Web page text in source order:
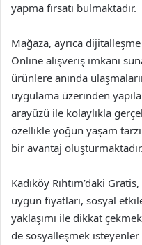
yapma fırsatı bulmaktadır.
Mağaza, ayrıca
Online alışveriş imkanı
ürünlere anında
uygulama üzerinden
arayüzü ile kolaylıkla
özellikle yoğun yaşam
bir avantaj oluşturmaktadır.
Kadıköy Rıhtım’daki
uygun fiyatları, sosyal
yaklaşımı ile dikkat
de sosyalleşmek